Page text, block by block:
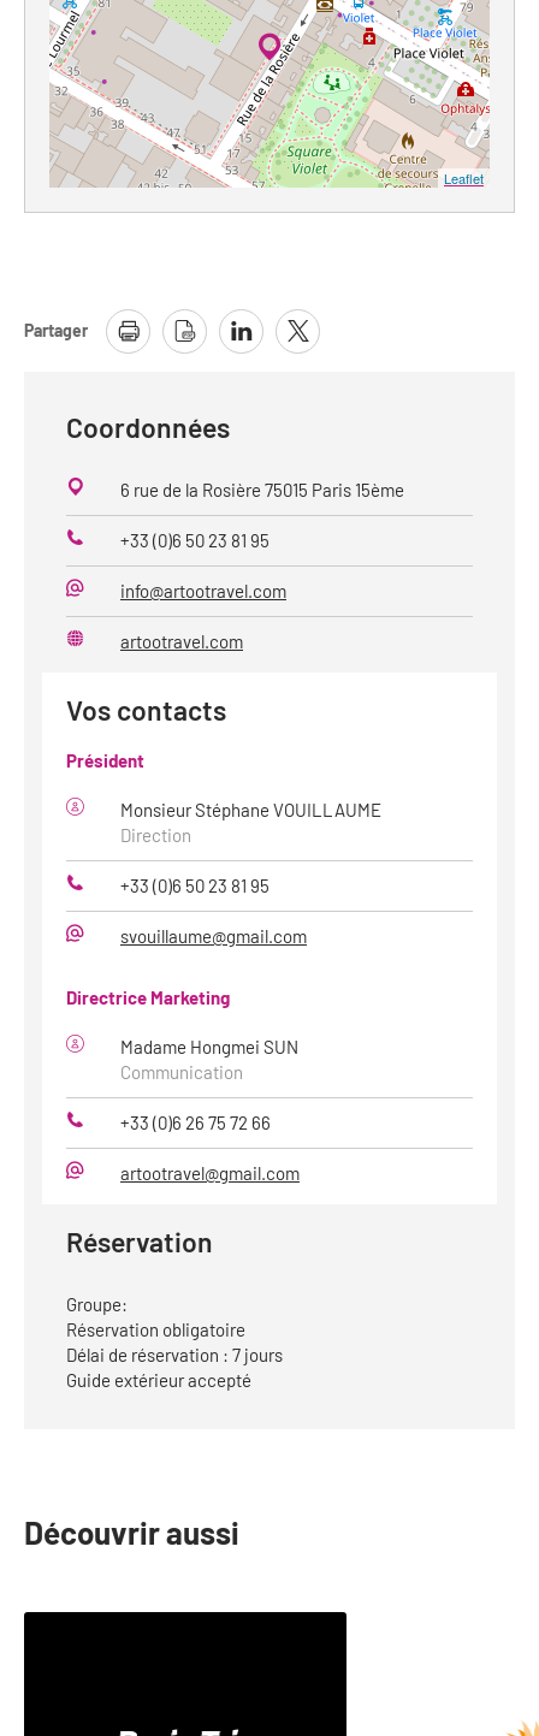
Leaflet
Partager
Coordonnées
6 rue de la Rosière 75015 Paris 15ème
Téléphone
+33 (0)6 50 23 81 95
Mail
info@artootravel.com
artootravel.com
Vos contacts
Président
Monsieur Stéphane VOUILLAUME
Direction
Téléphone
+33 (0)6 50 23 81 95
svouillaume@gmail.com
Directrice Marketing
Madame Hongmei SUN
Communication
Téléphone
+33 (0)6 26 75 72 66
artootravel@gmail.com
Réservation
Groupe:
Réservation obligatoire
Délai de réservation : 7 jours
Guide extérieur accepté
Découvrir aussi